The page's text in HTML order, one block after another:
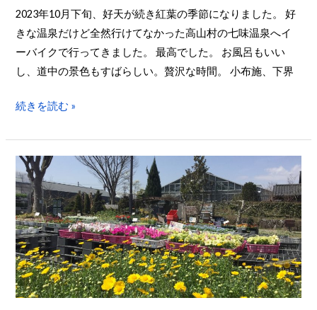
2023年10月下旬、好天が続き紅葉の季節になりました。 好
きな温泉だけど全然行けてなかった高山村の七味温泉へイ
ーバイクで行ってきました。 最高でした。 お風呂もいい
し、道中の景色もすばらしい。贅沢な時間。 小布施、下界
紅
葉
へ
バ
で
行
っ
て
き
ま
し
続きを読む »
小
布
施
岩
松
院、
浄
光